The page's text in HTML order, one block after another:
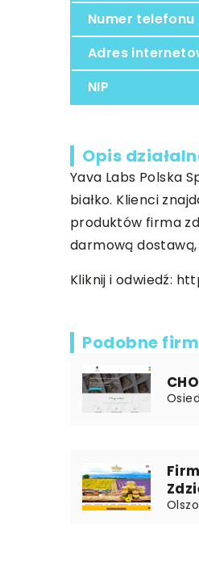
Numer telefonu
Adres
NIP
Opis
Yava Labs Polska
białko. Klienci
produktów firma
darmową
Kliknij i odwiedź:
Podobne